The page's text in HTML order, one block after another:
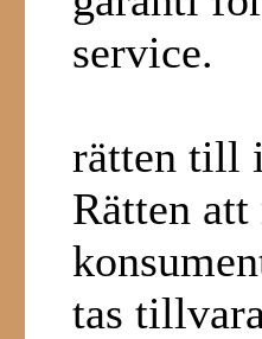
service.
rätten till
Rätten att
tas